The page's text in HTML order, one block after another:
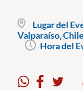
Pregrado
Postgrado
Formación Continua
Lugar del
Valparaíso, Chile
Hora del